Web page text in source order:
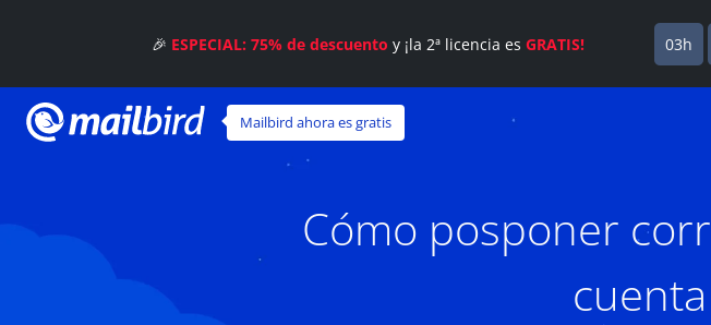
Mailbird ahora es gratis
Cómo posponer
🎉 ESPECIAL: 75% de descuento y ¡la 2ª licencia es GRATIS! 03h